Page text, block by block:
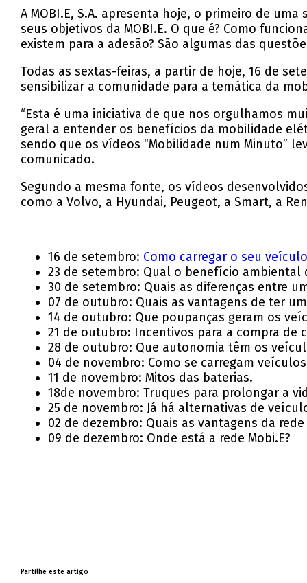
A MOBI.E, S.A. apresenta hoje, o primeiro de
seus objetivos da MOBI.E. O que é? Como
existem para a adesão? São algumas das
Todas as sextas-feiras, a partir de hoje, 16 de
sensibilizar a comunidade para a temática da
“Esta é uma iniciativa de que nos orgulhamos
geral a entender os benefícios da mobilidade
sendo que os vídeos “Mobilidade num Minuto”
comunicado.
Segundo a mesma fonte, os vídeos
como a Volvo, a Hyundai, Peugeot, a Smart, a
16 de setembro: Como carregar o seu
23 de setembro: Qual o benefício ambiental
30 de setembro: Quais as diferenças entre
07 de outubro: Quais as vantagens de ter
14 de outubro: Que poupanças geram os
21 de outubro: Incentivos para a compra de
28 de outubro: Que autonomia têm os
04 de novembro: Como se carregam
11 de novembro: Mitos das baterias.
18de novembro: Truques para prolongar a
25 de novembro: Já há alternativas de
02 de dezembro: Quais as vantagens da rede
09 de dezembro: Onde está a rede Mobi.E?
Partilhe este artigo